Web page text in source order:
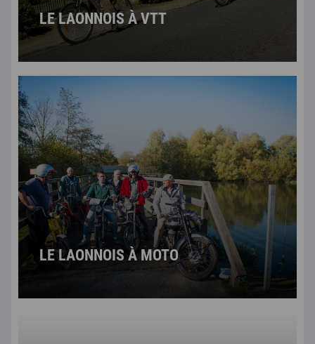
LE LAONNOIS À VTT
LE LAONNOIS À MOTO